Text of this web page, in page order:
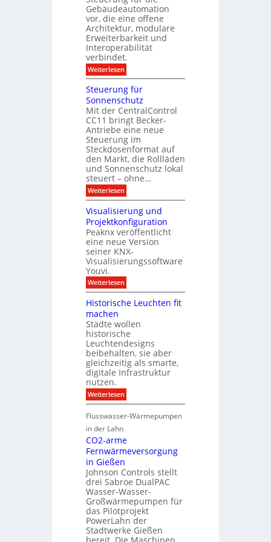
c
h
z
u
E
n
d
e
D
i
s
p
l
a
y
f
ü
r
G
e
b
ä
u
d
e
:
D
a
t
e
n
a
n
a
l
y
s
e
d
i
r
e
k
t
i
n
e
r
I
n
r
a
s
t
r
u
k
t
u
r
Gebäudeautomation
vor, die eine offene
Architektur, modulare
Erweiterbarkeit und
Interoperabilität
verbindet.
Weiterlesen:
M
d
u
l
a
r
e
r
C
o
n
t
r
o
l
l
e
r
m
i
t
K
X
-
n
e
g
r
a
t
i
o
Steuerung für
Sonnenschutz
Mit der CentralControl
CC11 bringt Becker-
Antriebe eine neue
Steuerung im
Steckdosenformat auf
den Markt, die Rollläden
und Sonnenschutz lokal
steuert – ohne…
Weiterlesen:
S
e
u
e
r
u
n
g
ü
r
S
o
n
e
n
s
c
h
u
z
Visualisierung und
Projektkonfiguration
Peaknx veröffentlicht
eine neue Version
seiner KNX-
Visualisierungssoftware
Youvi.
Weiterlesen:
V
s
a
l
i
s
i
e
r
n
g
n
r
o
j
e
k
t
k
o
n
f
i
g
Historische Leuchten fit
machen
Städte wollen
historische
Leuchtendesigns
beibehalten, sie aber
gleichzeitig als smarte,
digitale Infrastruktur
nutzen.
Weiterlesen:
H
s
r
i
s
c
h
e
L
e
u
c
h
t
Flusswasser-Wärmepumpen
in der Lahn
CO2-arme
Fernwärmeversorgung
in Gießen
Johnson Controls stellt
drei Sabroe DualPAC
Wasser-Wasser-
Großwärmepumpen für
das Pilotprojekt
PowerLahn der
Stadtwerke Gießen
bereit. Die Maschinen